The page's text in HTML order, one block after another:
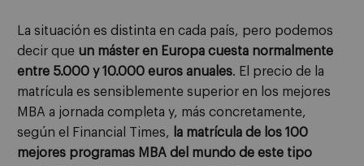
La situación es distinta en cada país, pero podemos
decir que un máster en Europa cuesta normalmente
entre 5.000 y 10.000 euros anuales. El precio de la
matrícula es sensiblemente superior en los mejores
MBA a jornada completa y, más concretamente,
según el Financial Times,
la matrícula de los 100
mejores programas MBA del mundo de este tipo